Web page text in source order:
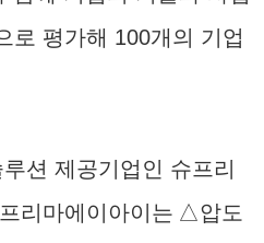
로 평가해 100개의 기업
션 제공기업인 슈프리
리마에이아이는 △압도